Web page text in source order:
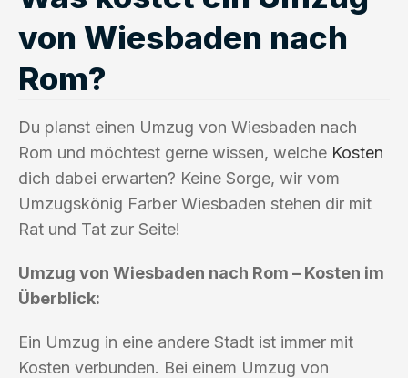
von Wiesbaden nach
Rom?
Du planst einen Umzug von Wiesbaden nach
Rom und möchtest gerne wissen, welche Kosten
dich dabei erwarten? Keine Sorge, wir vom
Umzugskönig Farber Wiesbaden stehen dir mit
Rat und Tat zur Seite!
Umzug von Wiesbaden nach Rom – Kosten im
Überblick:
Ein Umzug in eine andere Stadt ist immer mit
Kosten verbunden. Bei einem Umzug von